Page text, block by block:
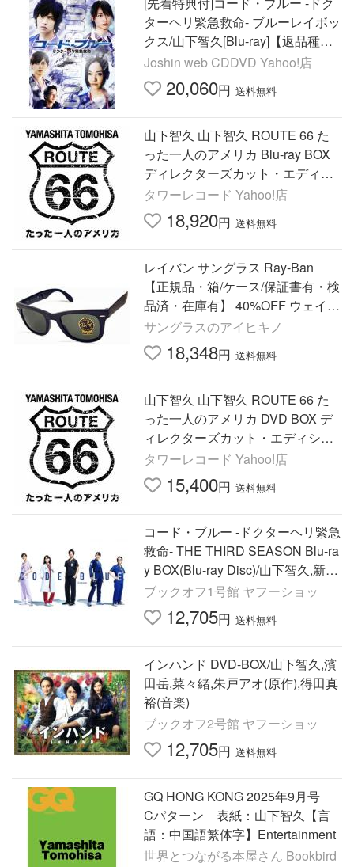
ターヘリ緊急救命- ブルーレイボッ
クス/山下智久[Blu-ray]【返品種別
A】
Joshin web CDDVD Yahoo!店
20,060円 送料無料
山下智久 山下智久 ROUTE 66 た
った一人のアメリカ Blu-ray BOX
ディレクターズカット・エディシ
ョン Blu-ray Disc
タワーレコード Yahoo!店
18,920円 送料無料
レイバン サングラス Ray-Ban
【正規品・箱/ケース/保証書有・検
品済・在庫有】 40%OFF ウェイフ
ァーラー RB4105 601 50 山下智久
さん使用！
サングラスのアイヒキノ
18,348円 送料無料
山下智久 山下智久 ROUTE 66 た
った一人のアメリカ DVD BOX デ
ィレクターズカット・エディショ
ン DVD
タワーレコード Yahoo!店
15,400円 送料無料
コード・ブルー -ドクターヘリ緊急
救命- THE THIRD SEASON Blu-ra
y BOX(Blu-ray Disc)/山下智久,新垣
結衣
ブックオフ1号館 ヤフーショッ
12,705円 送料無料
インハンド DVD-BOX/山下智久,濱
田岳,菜々緒,朱戸アオ(原作),得田真
裕(音楽)
ブックオフ2号館 ヤフーショッ
12,705円 送料無料
GQ HONG KONG 2025年9月号
Cパターン 表紙：山下智久【言
語：中国語繁体字】Entertainment
世界とつながる本屋さん Bookbird